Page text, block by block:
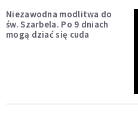
Niezawodna modlitwa do
św. Szarbela. Po 9 dniach
mogą dziać się cuda